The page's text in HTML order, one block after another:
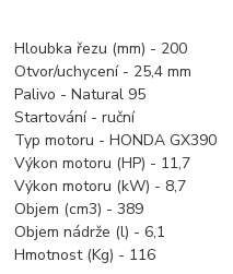
Hloubka řezu (mm) - 200
Otvor/uchycení - 25,4 mm
Palivo - Natural 95
Startování - ruční
Typ motoru - HONDA GX390
Výkon motoru (HP) - 11,7
Výkon motoru (kW) - 8,7
Objem (cm3) - 389
Objem nádrže (l) - 6,1
Hmotnost (Kg) - 116